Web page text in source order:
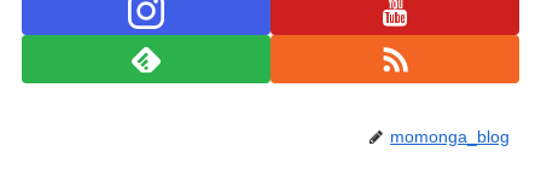
momonga_blog